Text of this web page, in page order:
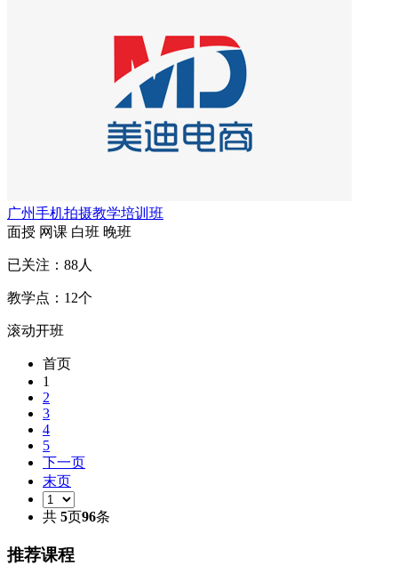
广州手机拍摄教学培训班
面授 网课 白班 晚班
已关注： 88人
教学点： 12个
滚动开班
首页
1
2
3
4
5
下一页
末页
共 5页96条
推荐课程